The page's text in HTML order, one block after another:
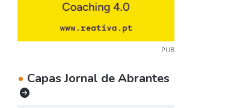
PUB
• Capas Jornal de Abrantes